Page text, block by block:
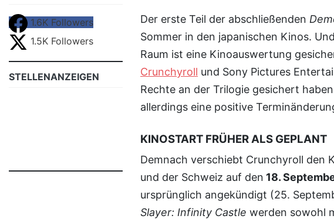
Der erste Teil der abschließenden
Sommer in den japanischen Kinos.
Raum ist eine Kinoauswertung
Crunchyroll und Sony Pictures
Rechte an der Trilogie gesichert
allerdings eine positive
KINOSTART FRÜHER ALS GEPLANT
Demnach verschiebt Crunchyroll den Kinostart in Deutschland, Österreich
und der Schweiz auf den 18.
ursprünglich angekündigt (25.
Slayer: Infinity Castle werden sowohl
1.6K Followers
1.5K Followers
STELLENANZEIGEN